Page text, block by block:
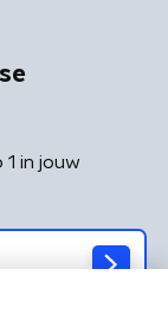
1 in jouw